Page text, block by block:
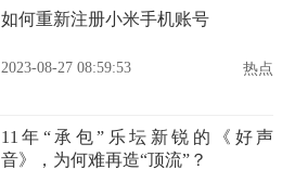
如何重新注册小米手机账号
2023-08-27 08:59:53 热点
11年“承包”乐坛新锐的《好声
音》，为何难再造“顶流”？